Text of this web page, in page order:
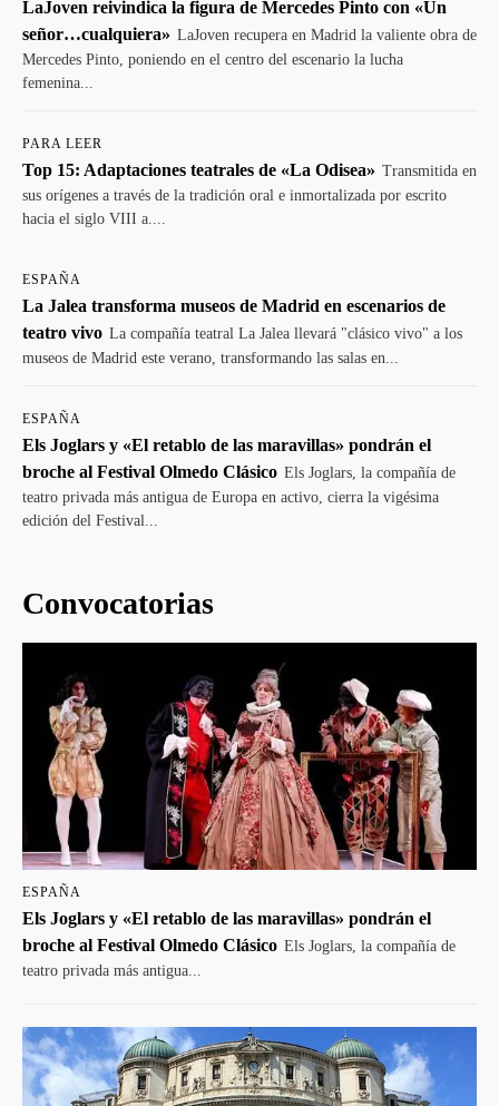
LaJoven reivindica la figura de Mercedes Pinto con «Un
señor…cualquiera» LaJoven recupera en Madrid la valiente obra de
Mercedes Pinto, poniendo en el centro del escenario la lucha
femenina...
PARA LEER
Top 15: Adaptaciones teatrales de «La Odisea» Transmitida en
sus orígenes a través de la tradición oral e inmortalizada por escrito
hacia el siglo VIII a....
ESPAÑA
La Jalea transforma museos de Madrid en escenarios de
teatro vivo La compañía teatral La Jalea llevará "clásico vivo" a los
museos de Madrid este verano, transformando las salas en...
ESPAÑA
Els Joglars y «El retablo de las maravillas» pondrán el
broche al Festival Olmedo Clásico Els Joglars, la compañía de
teatro privada más antigua de Europa en activo, cierra la vigésima
edición del Festival...
Convocatorias
ESPAÑA
Els Joglars y «El retablo de las maravillas» pondrán el
broche al Festival Olmedo Clásico Els Joglars, la compañía de
teatro privada más antigua...